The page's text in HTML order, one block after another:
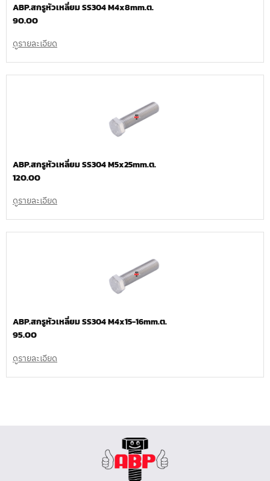
ABP.สกรูหัวเหลี่ยม SS304 M4x8mm.ต.
90.00
ดูรายละเอียด
ABP.สกรูหัวเหลี่ยม SS304 M5x25mm.ต.
120.00
ดูรายละเอียด
ABP.สกรูหัวเหลี่ยม SS304 M4x15-16mm.ต.
95.00
ดูรายละเอียด